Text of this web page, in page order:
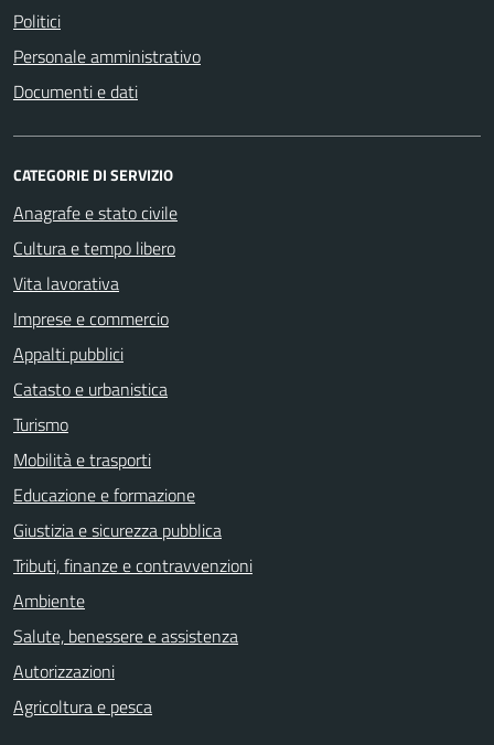
Politici
Personale amministrativo
Documenti e dati
CATEGORIE DI SERVIZIO
Anagrafe e stato civile
Cultura e tempo libero
Vita lavorativa
Imprese e commercio
Appalti pubblici
Catasto e urbanistica
Turismo
Mobilità e trasporti
Educazione e formazione
Giustizia e sicurezza pubblica
Tributi, finanze e contravvenzioni
Ambiente
Salute, benessere e assistenza
Autorizzazioni
Agricoltura e pesca